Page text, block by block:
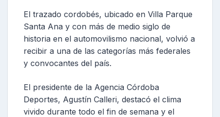
El trazado cordobés, ubicado en Villa Parque
Santa Ana y con más de medio siglo de
historia en el automovilismo nacional, volvió a
recibir a una de las categorías más federales
y convocantes del país.
El presidente de la Agencia Córdoba
Deportes, Agustín Calleri, destacó el clima
vivido durante todo el fin de semana y el